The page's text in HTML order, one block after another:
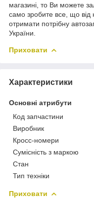
магазині, то Ви можете
само зробите все, що
отримати потрібну
України.
Приховати
Характеристики
Основні атрибути
Код запчастини
Виробник
Кросс-номери
Сумісність з маркою
Стан
Тип техніки
Приховати